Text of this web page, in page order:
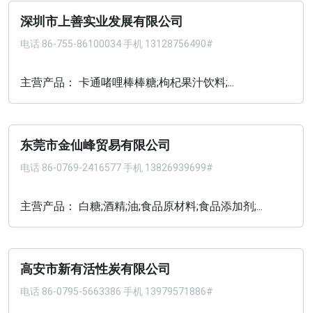
深圳市上善实业发展有限公司
电话 86-755-86100034 手机 13128756490#
主营产品： 卡通啫哩棒棒糖;枸杞果汁饮料;...
东莞市金仙峰贸易有限公司
电话 86-0769-2416577 手机 13826939699#
主营产品： 白糖;酒精;油;食品原材料;食品添加剂;...
高安市新有活性炭有限公司
电话 86-0795-5663386 手机 13979571886#